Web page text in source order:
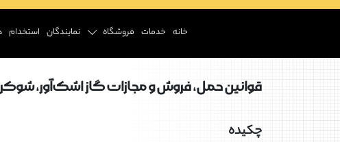
خانه خدمات فروشگاه نمایندگان استخدام
قوانین حمل، فروش و مجازات گاز اشک‌آور، شوکر و
چکیده